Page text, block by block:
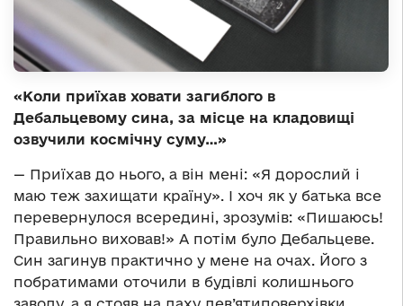
«Коли приїхав ховати загиблого в
Дебальцевому сина, за місце на кладовищі
озвучили космічну суму…»
— Приїхав до нього, а він мені: «Я дорослий і
маю теж захищати країну». І хоч як у батька все
перевернулося всередині, зрозумів: «Пишаюсь!
Правильно виховав!» А потім було Дебальцеве.
Син загинув практично у мене на очах. Його з
побратимами оточили в будівлі колишнього